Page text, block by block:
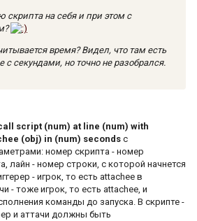
скрипта на себя и при этом с
время? Видел, что там есть
с секундами, но точно не разобрался.
script (num) at line (num) with
(obj) in (num) seconds с
номер скрипта - номер
лайн - номер строки, с которой начнется
- игрок, то есть attachee в
- тоже игрок, то есть attachee, и
команды до запуска. В скрипте -
и аттачи должны быть